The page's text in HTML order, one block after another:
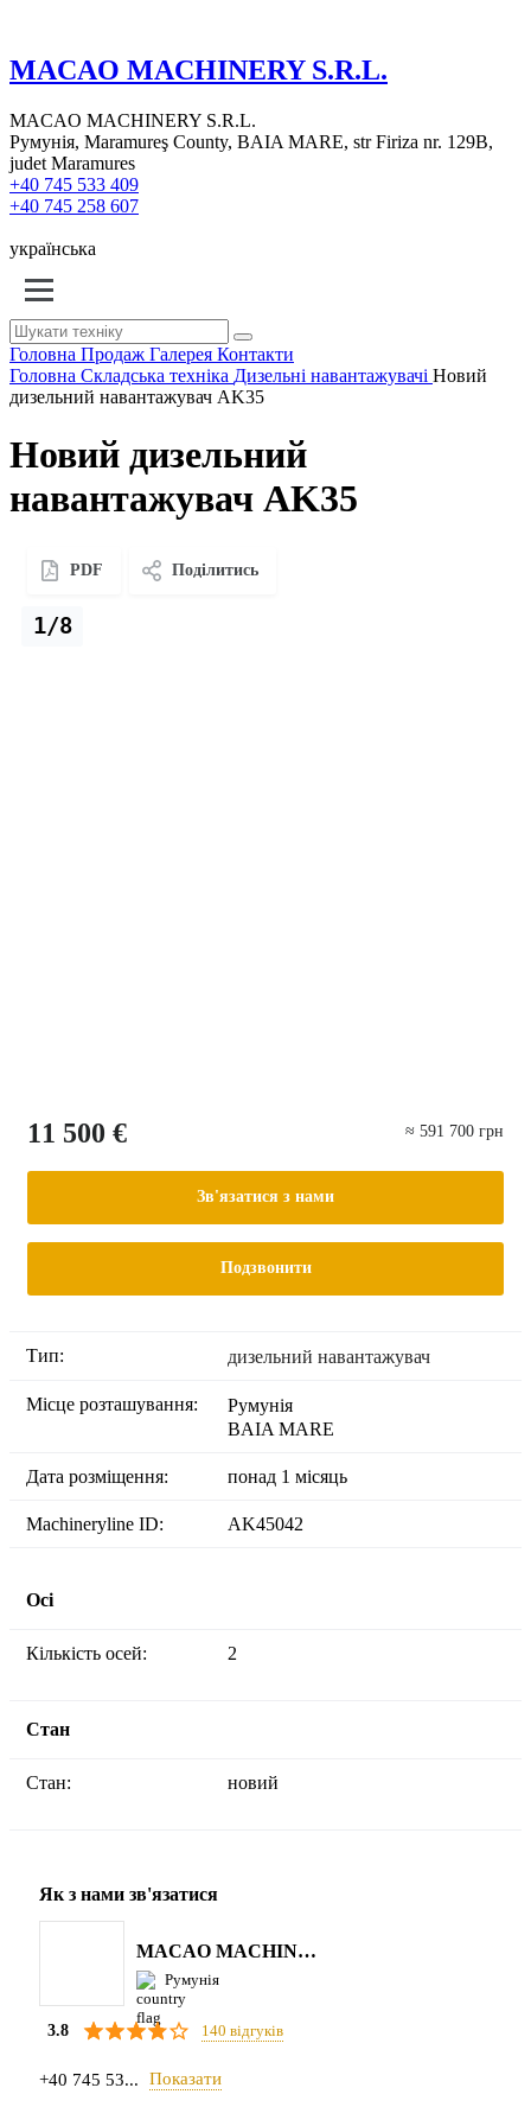
MACAO MACHINERY S.R.L.
MACAO MACHINERY S.R.L.
Румунія, Maramureş County, BAIA MARE, str Firiza nr. 129B,
judet Maramures
+40 745 533 409
+40 745 258 607
українська
Головна Продаж Галерея Контакти
Головна Складська техніка Дизельні навантажувачі Новий
дизельний навантажувач AK35
Новий дизельний
навантажувач AK35
PDF Поділитись
1/8
11 500 € ≈ 591 700 грн
Зв'язатися з нами
Подзвонити
Тип: дизельний навантажувач
Місце розташування:
Румунія
BAIA MARE
Дата розміщення: понад 1 місяць
Machineryline ID: AK45042
Осі
Кількість осей: 2
Стан
Стан: новий
Як з нами зв'язатися
MACAO MACHINERY S.R.L.
Румунія
3.8 140 відгуків
+40 745 53... Показати